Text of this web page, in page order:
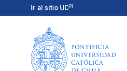
Ir al sitio UC